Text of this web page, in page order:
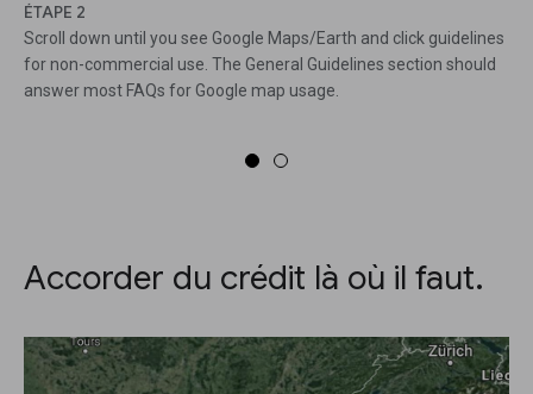
ÉTAPE 2
Scroll down until you see Google Maps/Earth and click guidelines
for non-commercial use. The General Guidelines section should
answer most FAQs for Google map usage.
Accorder du crédit là où il faut.